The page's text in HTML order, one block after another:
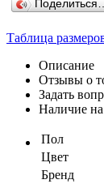
Поделиться…
Таблица
Описание
Отзывы о
Задать
Наличие на
Пол
Цвет
Бренд